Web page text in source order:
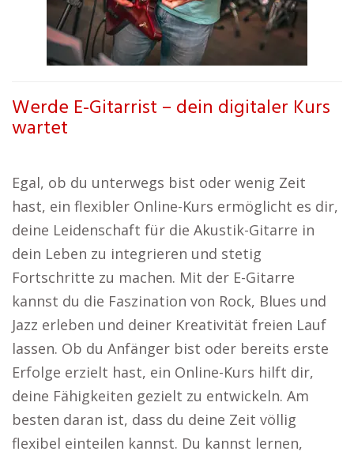
Werde E-Gitarrist – dein digitaler Kurs
wartet
Egal, ob du unterwegs bist oder wenig Zeit
hast, ein flexibler Online-Kurs ermöglicht es dir,
deine Leidenschaft für die Akustik-Gitarre in
dein Leben zu integrieren und stetig
Fortschritte zu machen. Mit der E-Gitarre
kannst du die Faszination von Rock, Blues und
Jazz erleben und deiner Kreativität freien Lauf
lassen. Ob du Anfänger bist oder bereits erste
Erfolge erzielt hast, ein Online-Kurs hilft dir,
deine Fähigkeiten gezielt zu entwickeln. Am
besten daran ist, dass du deine Zeit völlig
flexibel einteilen kannst. Du kannst lernen,